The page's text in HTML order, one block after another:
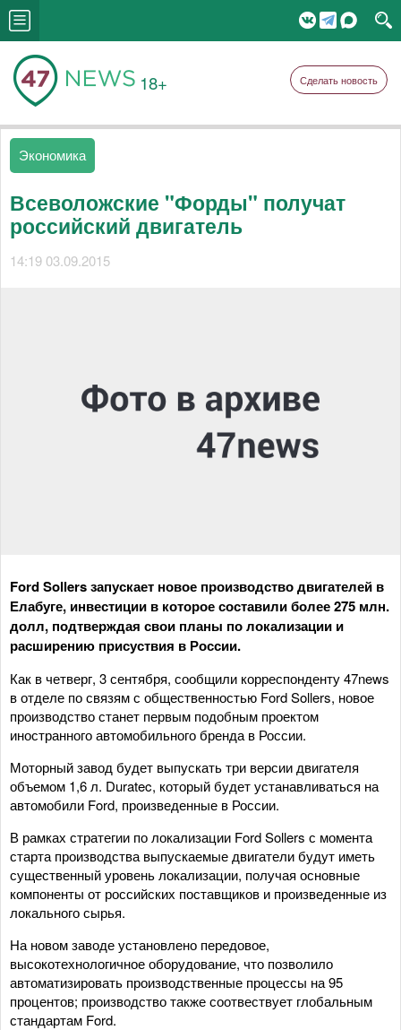
18+ Сделать новость
Экономика
Всеволожские "Форды" получат
российский двигатель
14:19 03.09.2015
Ford Sollers запускает новое производство двигателей в
Елабуге, инвестиции в которое составили более 275 млн.
долл, подтверждая свои планы по локализации и
расширению присуствия в России.
Как в четверг, 3 сентября, сообщили корреспонденту 47news
в отделе по связям с общественностью Ford Sollers, новое
производство станет первым подобным проектом
иностранного автомобильного бренда в России.
Моторный завод будет выпускать три версии двигателя
объемом 1,6 л. Duratec, который будет устанавливаться на
автомобили Ford, произведенные в России.
В рамках стратегии по локализации Ford Sollers с момента
старта производства выпускаемые двигатели будут иметь
существенный уровень локализации, получая основные
компоненты от российских поставщиков и произведенные из
локального сырья.
На новом заводе установлено передовое,
высокотехнологичное оборудование, что позволило
автоматизировать производственные процессы на 95
процентов; производство также соотвествует глобальным
стандартам Ford.